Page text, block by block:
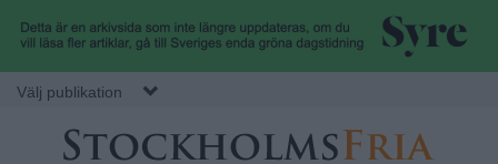
Hoppa till huvudinnehåll
Välj publikation